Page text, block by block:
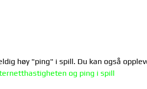
høy "ping" i spill. Du kan også
og ping i spill